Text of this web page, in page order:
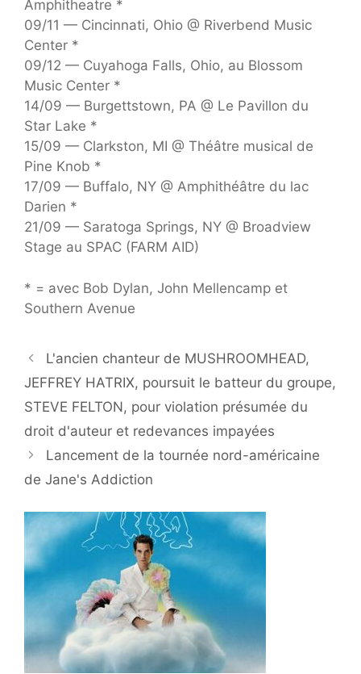
Amphitheatre *
09/11 — Cincinnati, Ohio @ Riverbend Music
Center *
09/12 — Cuyahoga Falls, Ohio, au Blossom
Music Center *
14/09 — Burgettstown, PA @ Le Pavillon du
Star Lake *
15/09 — Clarkston, MI @ Théâtre musical de
Pine Knob *
17/09 — Buffalo, NY @ Amphithéâtre du lac
Darien *
21/09 — Saratoga Springs, NY @ Broadview
Stage au SPAC (FARM AID)
* = avec Bob Dylan, John Mellencamp et
Southern Avenue
L'ancien chanteur de MUSHROOMHEAD,
JEFFREY HATRIX, poursuit le batteur du groupe,
STEVE FELTON, pour violation présumée du
droit d'auteur et redevances impayées
Lancement de la tournée nord-américaine
de Jane's Addiction